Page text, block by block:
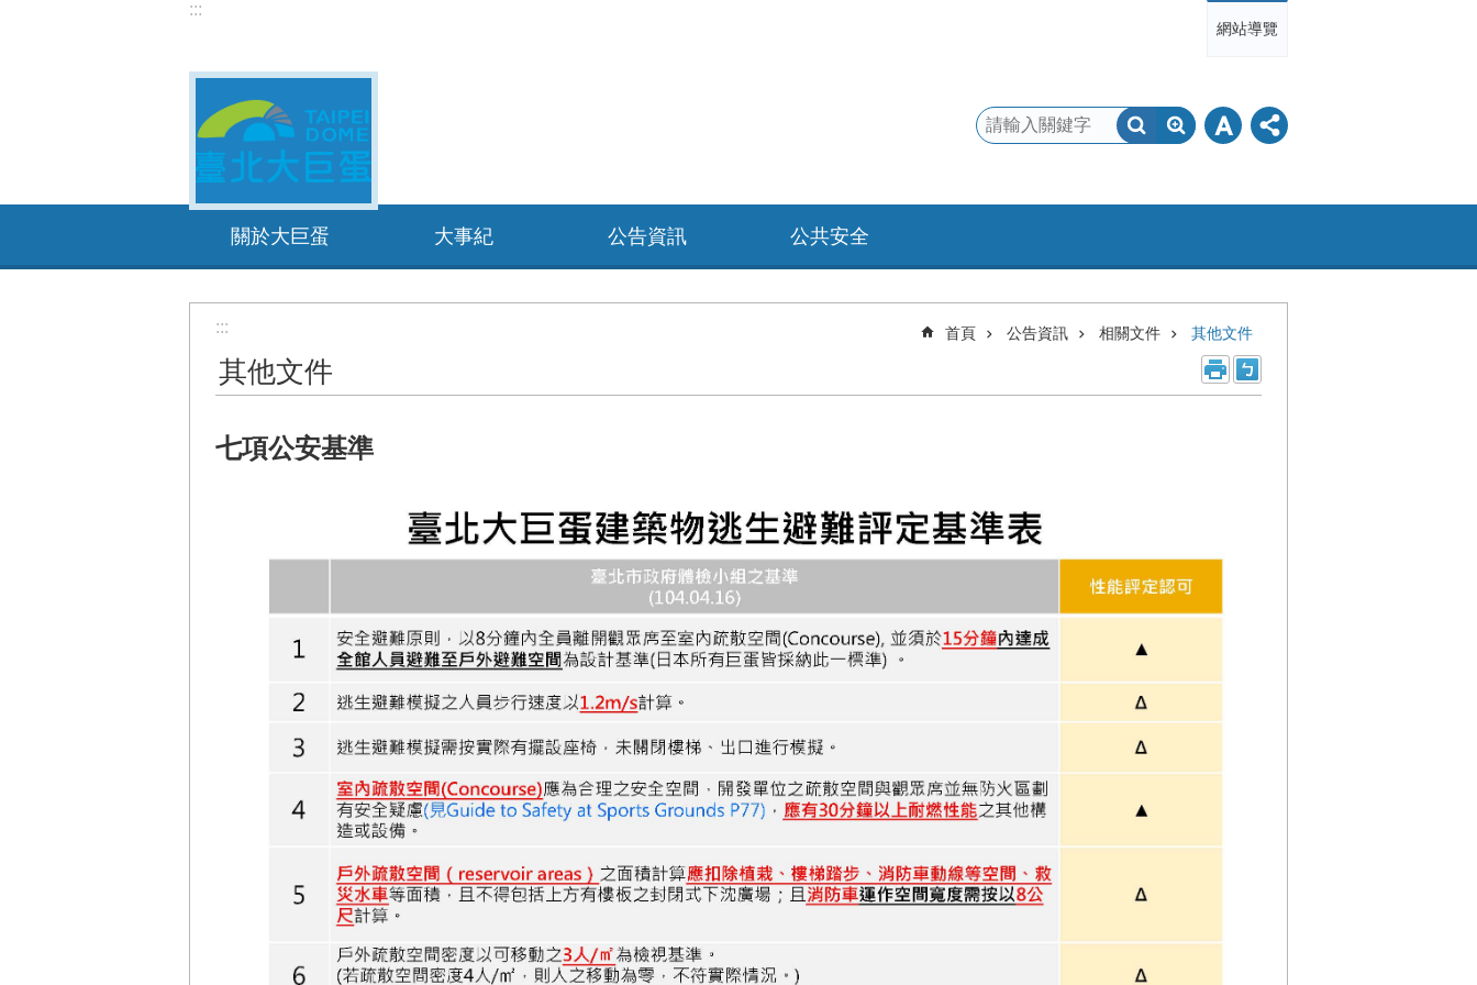
:::
網站導覽
關於大巨蛋 大事紀 公告資訊 公共安全
::: 首頁 公告資訊 相關文件 其他文件
其他文件
七項公安基準